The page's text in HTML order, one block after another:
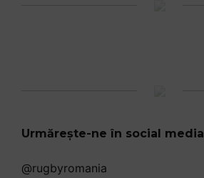
Urmărește-ne în social media
@rugbyromania